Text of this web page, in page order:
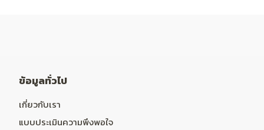
ข้อมูลทั่วไป
เกี่ยวกับเรา
แบบประเมินความพึงพอใจ